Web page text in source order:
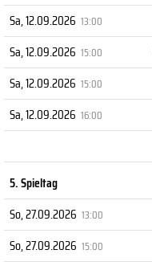
Sa, 12.09.2026 13:00
Sa, 12.09.2026 15:00
Sa, 12.09.2026 15:00
Sa, 12.09.2026 16:00
5. Spieltag
So, 27.09.2026 13:00
So, 27.09.2026 15:00